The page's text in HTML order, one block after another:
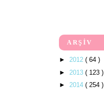
ARŞİV
► 2012 ( 64 )
► 2013 ( 123 )
► 2014 ( 254 )